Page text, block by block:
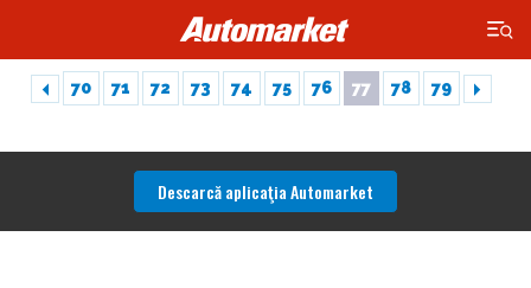
×
70 71 72 73 74 75 76 77 78 79
Descarcă aplicaţia Automarket